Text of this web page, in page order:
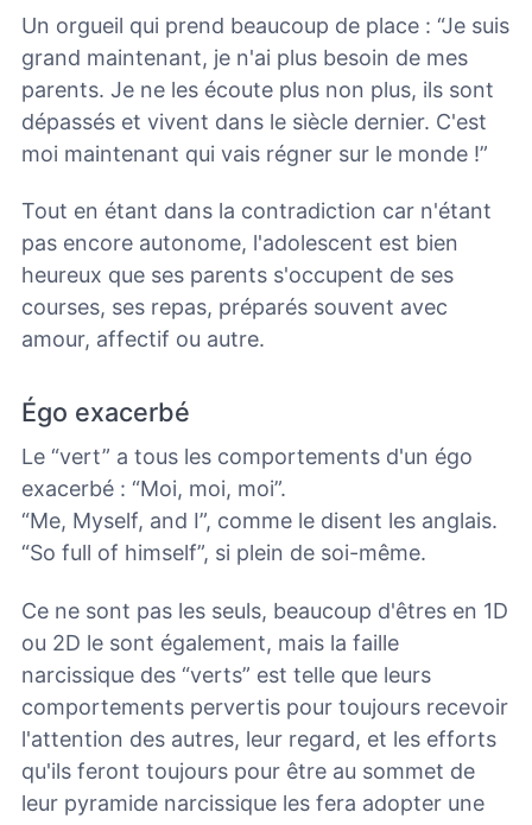
Un orgueil qui prend beaucoup de place : “Je suis
grand maintenant, je n'ai plus besoin de mes
parents. Je ne les écoute plus non plus, ils sont
dépassés et vivent dans le siècle dernier. C'est
moi maintenant qui vais régner sur le monde !”
Tout en étant dans la contradiction car n'étant
pas encore autonome, l'adolescent est bien
heureux que ses parents s'occupent de ses
courses, ses repas, préparés souvent avec
amour, affectif ou autre.
Égo exacerbé
Le “vert” a tous les comportements d'un égo
exacerbé : “Moi, moi, moi”.
“Me, Myself, and I”, comme le disent les anglais.
“So full of himself”, si plein de soi-même.
Ce ne sont pas les seuls, beaucoup d'êtres en 1D
ou 2D le sont également, mais la faille
narcissique des “verts” est telle que leurs
comportements pervertis pour toujours recevoir
l'attention des autres, leur regard, et les efforts
qu'ils feront toujours pour être au sommet de
leur pyramide narcissique les fera adopter une